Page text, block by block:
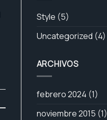
Style (5)
Uncategorized (4)
ARCHIVOS
febrero 2024 (1)
noviembre 2015 (1)